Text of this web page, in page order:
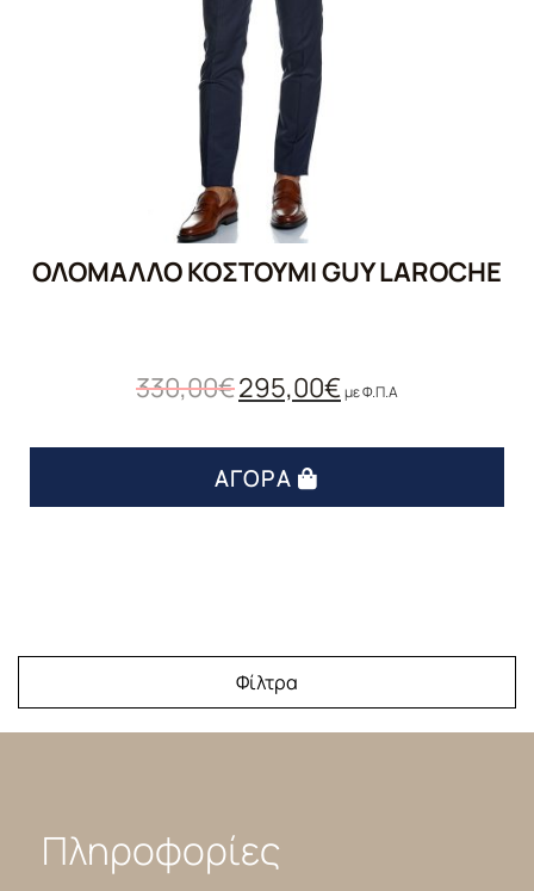
ΟΛΌΜΑΛΛΟ ΚΟΣΤΟΎΜΙ GUY LAROCHE
330,00€295,00€με Φ.Π.Α
ΑΓΟΡΆ
Φίλτρα
Πληροφορίες